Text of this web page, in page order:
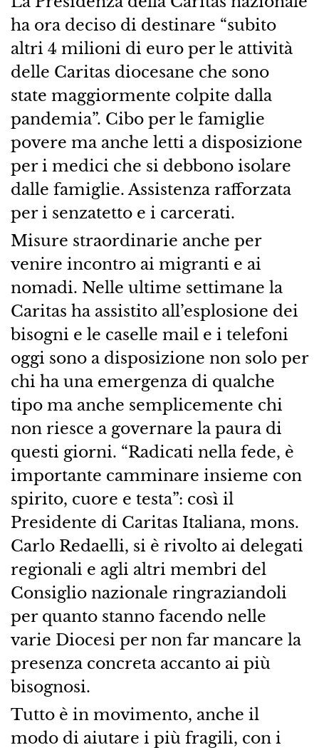
ha ora deciso di destinare “subito
altri 4 milioni di euro per le attività
delle Caritas diocesane che sono
state maggiormente colpite dalla
pandemia”. Cibo per le famiglie
povere ma anche letti a disposizione
per i medici che si debbono isolare
dalle famiglie. Assistenza rafforzata
per i senzatetto e i carcerati.
Misure straordinarie anche per
venire incontro ai migranti e ai
nomadi. Nelle ultime settimane la
Caritas ha assistito all’esplosione dei
bisogni e le caselle mail e i telefoni
oggi sono a disposizione non solo per
chi ha una emergenza di qualche
tipo ma anche semplicemente chi
non riesce a governare la paura di
questi giorni. “Radicati nella fede, è
importante camminare insieme con
spirito, cuore e testa”: così il
Presidente di Caritas Italiana, mons.
Carlo Redaelli, si è rivolto ai delegati
regionali e agli altri membri del
Consiglio nazionale ringraziandoli
per quanto stanno facendo nelle
varie Diocesi per non far mancare la
presenza concreta accanto ai più
bisognosi.
Tutto è in movimento, anche il
modo di aiutare i più fragili, con i